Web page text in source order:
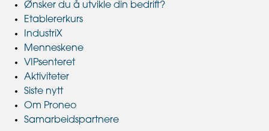
Ønsker du å utvikle din bedrift?
Etablererkurs
IndustriX
Menneskene
VIPsenteret
Aktiviteter
Siste nytt
Om Proneo
Samarbeidspartnere